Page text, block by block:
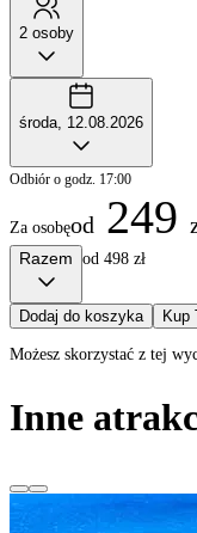
2 osoby
środa, 12.08.2026
Odbiór o godz. 17:00
Za osobęod 249
Razem od 498 zł
Dodaj do koszyka Kup
Możesz skorzystać z tej
Inne